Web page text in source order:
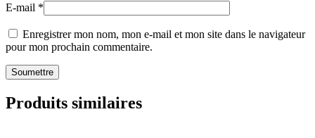
E-mail *
Enregistrer mon nom, mon e-mail et mon site dans le navigateur
pour mon prochain commentaire.
Produits similaires